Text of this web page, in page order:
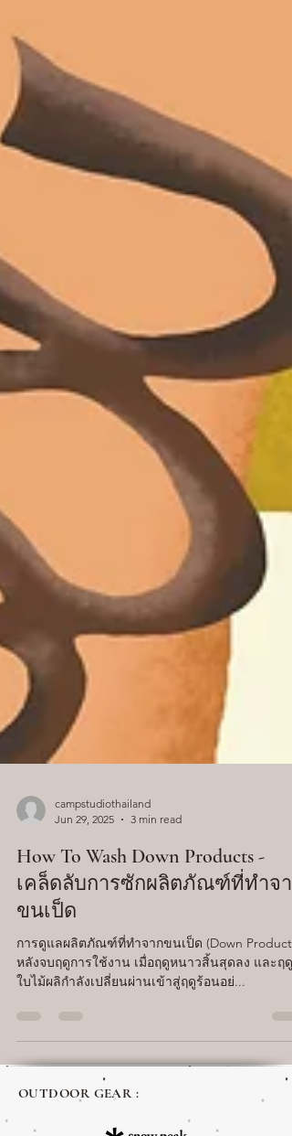
Jun 29, 2025
3 min read
How To Wash Down Products -
เคล็ดลับการซักผลิตภัณฑ์ที่ทำจาก
ขนเป็ด
การดูแลผลิตภัณฑ์ที่ทำจากขนเป็ด (Down Products)
OUTDOOR GEAR :